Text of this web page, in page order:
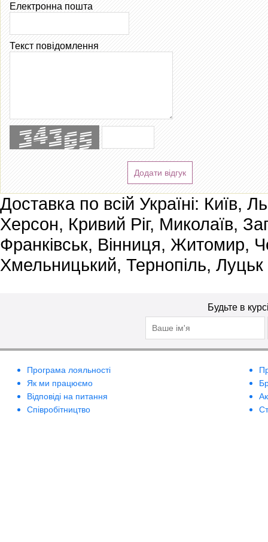
Електронна пошта
Текст повідомлення
Додати відгук
Доставка по всій Україні: Київ,
Херсон, Кривий Ріг, Миколаїв,
Франківськ, Вінниця, Житомир,
Хмельницький, Тернопіль, Луцьк
Будьте в
Програма лояльності
Як ми працюємо
Відповіді на питання
Співробітництво